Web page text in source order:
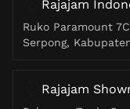
Rajajam
Ruko Paramount
Serpong,
Rajajam